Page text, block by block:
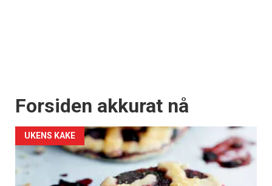
Forsiden akkurat nå
UKENS KAKE